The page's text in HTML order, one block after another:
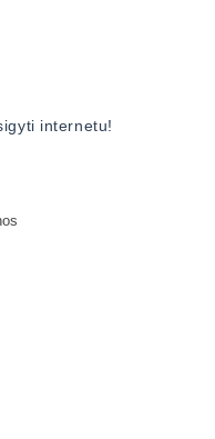
internetu!